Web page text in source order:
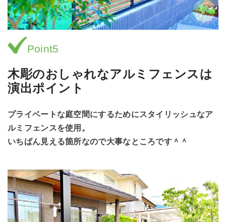
Point5
木彫のおしゃれなアルミフェンスは
演出ポイント
プライベートな庭空間にするためにスタイリッシュなア
ルミフェンスを使用。
いちばん見える箇所なので大事なところです＾＾